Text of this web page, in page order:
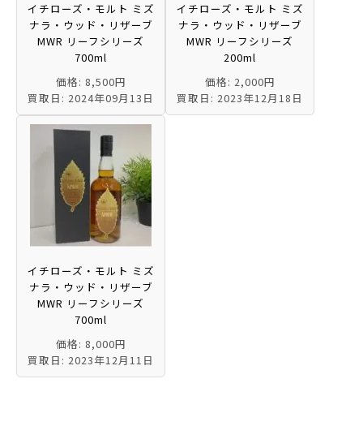
イチローズ・モルト ミズ
ナラ・ウッド・リザーブ
MWR リーフシリーズ
700ml
価格: 8,500円
買取日: 2024年09月13日
イチローズ・モルト ミズ
ナラ・ウッド・リザーブ
MWR リーフシリーズ
200ml
価格: 2,000円
買取日: 2023年12月18日
イチローズ・モルト ミズ
ナラ・ウッド・リザーブ
MWR リーフシリーズ
700ml
価格: 8,000円
買取日: 2023年12月11日